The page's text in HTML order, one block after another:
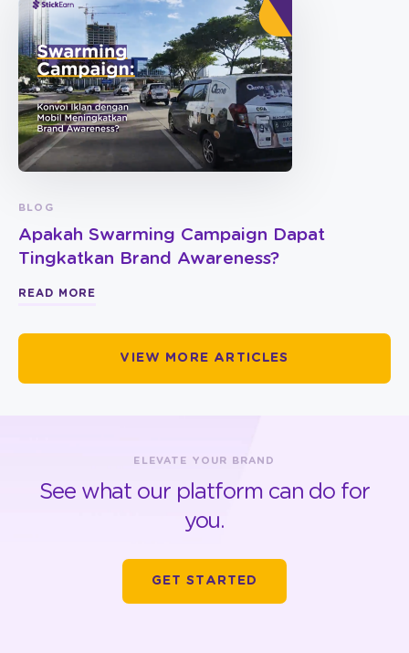
BLOG
Apakah Swarming Campaign Dapat
Tingkatkan Brand Awareness?
READ MORE
VIEW MORE ARTICLES
ELEVATE YOUR BRAND
See what our platform can do for
you.
GET STARTED